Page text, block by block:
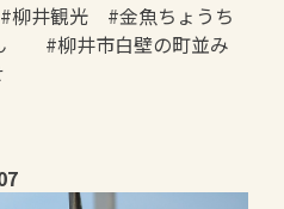
井観光 #金魚ちょうち
#柳井市白壁の町並み